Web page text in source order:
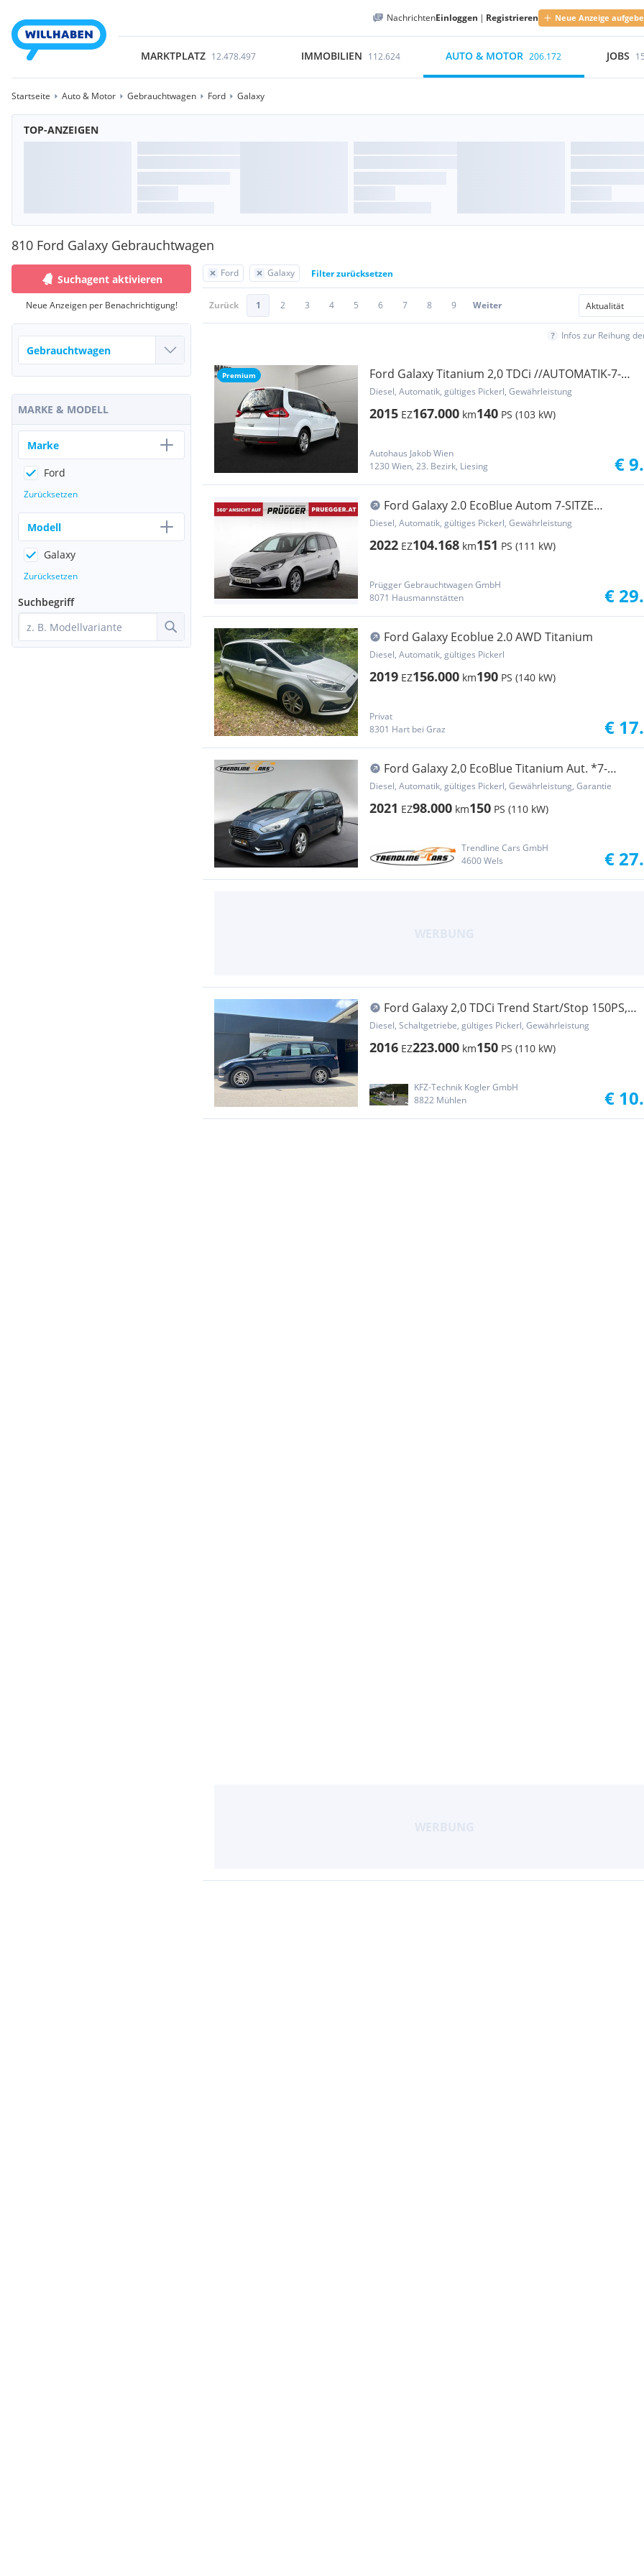
NachrichtenEinloggen | Registrieren Neue Anzeige
MARKTPLATZ 12.478.497 IMMOBILIEN 112.624 AUTO & MOTOR 206.172 JOBS
Startseite Auto & Motor Gebrauchtwagen Ford Galaxy
TOP-ANZEIGEN
810 Ford Galaxy Gebrauchtwagen
Ford Galaxy Filter zurücksetzen
Zurück 1 2 3 4 5 6 7 8 9 Weiter
Infos zur Reihung
Premium
Ford Galaxy Titanium 2,0 TDCi //AUTOMATIK-7-
SITZER-T...
Diesel, Automatik, gültiges Pickerl, Gewährleistung
2015 EZ167.000 km140 PS (103 kW)
Autohaus Jakob Wien
1230 Wien, 23. Bezirk, Liesing
€
Ford Galaxy 2.0 EcoBlue Autom 7-SITZE
TITANIUM LEDER...
Diesel, Automatik, gültiges Pickerl, Gewährleistung
2022 EZ104.168 km151 PS (111 kW)
Prügger Gebrauchtwagen GmbH
8071 Hausmannstätten
€
Ford Galaxy Ecoblue 2.0 AWD Titanium
Diesel, Automatik, gültiges Pickerl
2019 EZ156.000 km190 PS (140 kW)
Privat
8301 Hart bei Graz
€
Ford Galaxy 2,0 EcoBlue Titanium Aut. *7-
SITZER*
Diesel, Automatik, gültiges Pickerl, Gewährleistung, Garantie
2021 EZ98.000 km150 PS (110 kW)
Trendline Cars GmbH
4600 Wels
€
Ford Galaxy 2,0 TDCi Trend Start/Stop 150PS,
Sitzhei...
Diesel, Schaltgetriebe, gültiges Pickerl, Gewährleistung
2016 EZ223.000 km150 PS (110 kW)
KFZ-Technik Kogler GmbH
8822 Mühlen
€
Suchagent aktivieren
Neue Anzeigen per Benachrichtigung!
MARKE & MODELL
Marke
Ford
Zurücksetzen
Modell
Galaxy
Zurücksetzen
Suchbegriff